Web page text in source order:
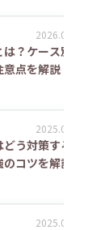
2026.07.21
？ケース別の
意点を解説
2025.06.02
う対策する？
コツを解説
2025.06.02